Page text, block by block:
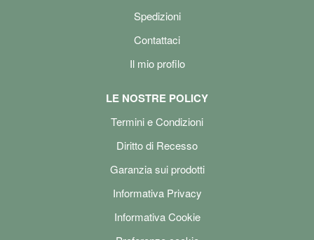
Spedizioni
Contattaci
Il mio profilo
LE NOSTRE POLICY
Termini e Condizioni
Diritto di Recesso
Garanzia sui prodotti
Informativa Privacy
Informativa Cookie